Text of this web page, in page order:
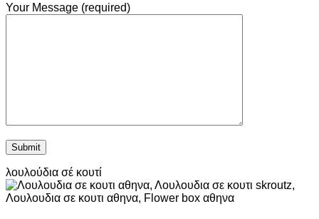
Your Message (required)
λουλούδια σέ κουτί